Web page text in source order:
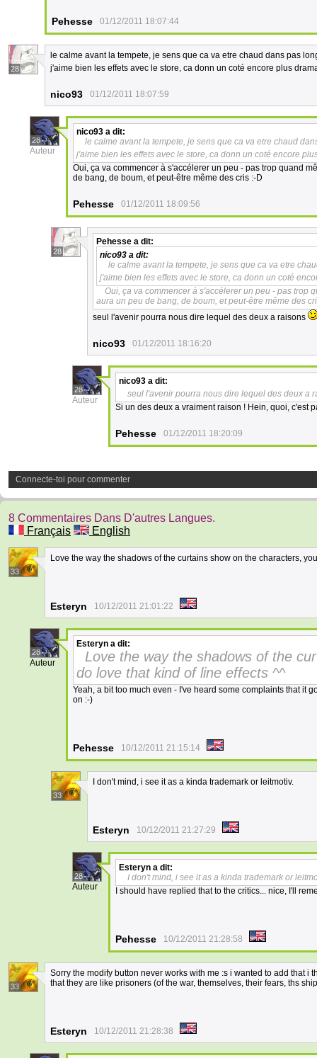
Pehesse 01/12/2011 18:07:44
28
le calme avant la tempete, je sens que ca va etre chaud dans pas
j'aime bien les effets avec le store, ca donn un coté encore plus
nico93 01/12/2011 18:07:59
28
Auteur
nico93 a dit:
le calme avant la tempete, je sens que ca va etre chaud
j'aime bien les effets avec le store, ca donn un coté encore
Oui, ça va commencer à s'accélerer un peu - pas trop quand
de bang, de boum, et peut-être même des cris :-D
Pehesse 01/12/2011 18:09:56
28
Pehesse a dit:
nico93 a dit:
le calme avant la tempete, je sens que ca va etre
j'aime bien les effets avec le store, ca donn un coté
Oui, ça va commencer à s'accélerer un peu - pas trop
aura un peu de bang, de boum, et peut-être même des
seul l'avenir pourra nous dire lequel des deux a raisons
nico93 01/12/2011 18:16:20
28
Auteur
nico93 a dit:
seul l'avenir pourra nous dire lequel des deux a
Si un des deux a vraiment raison ! Hein, quoi, c'est
Pehesse 01/12/2011 18:20:09
Connecte-toi pour commenter
8 Commentaires Dans D'autres Langues.
Français
English
33
Love the way the shadows of the curtains show on the characters,
Esteryn 10/12/2011 21:01:22
28
Auteur
Esteryn a dit:
Love the way the shadows of the
do love that kind of line effects ^^
Yeah, a bit too much even - I've heard some complaints that it
on :-)
Pehesse 10/12/2011 21:15:14
33
I don't mind, i see it as a kinda trademark or leitmotiv.
Esteryn 10/12/2011 21:27:29
28
Auteur
Esteryn a dit:
I don't mind, i see it as a kinda trademark or
I should have replied that to the critics... nice, I'll
Pehesse 10/12/2011 21:28:58
33
Sorry the modify button never works with me :s i wanted to add that i
that they are like prisoners (of the war, themselves, their fears, ths
Esteryn 10/12/2011 21:28:38